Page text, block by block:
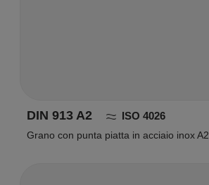
DIN 913 A2 ISO 4026
Grano con punta piatta in acciaio inox A2